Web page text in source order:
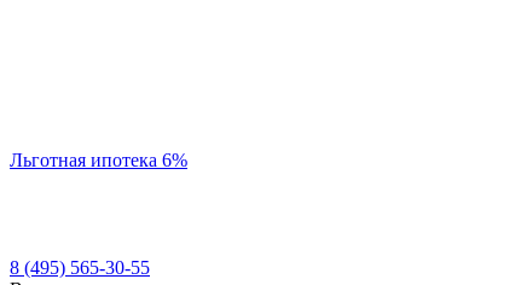
Льготная ипотека 6%
8 (495) 565-30-55